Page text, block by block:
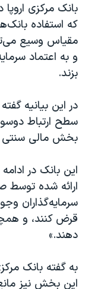
بانک مرکزی
که استفاده
مقیاس وسیع
و به اعتماد
بزند.
در این بیانیه
سطح ارتباط
بخش مالی سنتی
این بانک در
ارائه شده توسط
سرمایه‌گذاران
قرض کنند، و
دهند.»
به گفته بانک
این بخش نیز